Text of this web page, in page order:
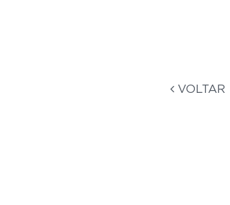
VOLTAR